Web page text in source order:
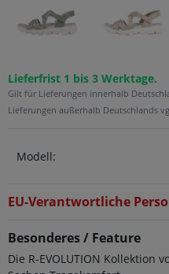
Lieferfrist 1 bis 3 Werktage.
Gilt für Lieferungen innerhalb
Lieferungen außerhalb Deutschlands
Modell:
EU-Verantwortliche
Besonderes / Feature
Die R-EVOLUTION Kollektion